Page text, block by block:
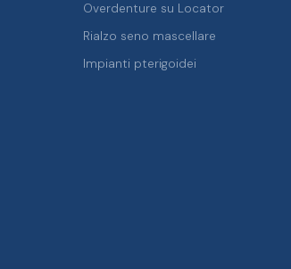
Overdenture su Locator
Rialzo seno mascellare
Impianti pterigoidei